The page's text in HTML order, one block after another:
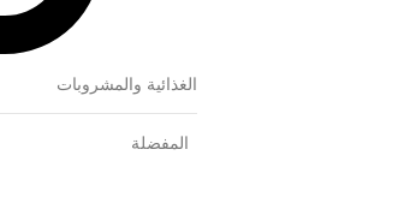
الغذائية والمشروبات
المفضلة